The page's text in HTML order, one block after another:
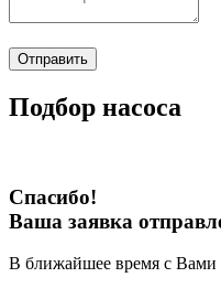
Отправить
Подбор насоса
Спасибо!
Ваша заявка
В ближайшее время с Вами